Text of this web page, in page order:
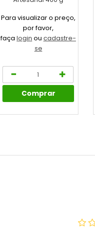
Para visualizar o preço,
por favor,
faça login ou cadastre-
se
Comprar